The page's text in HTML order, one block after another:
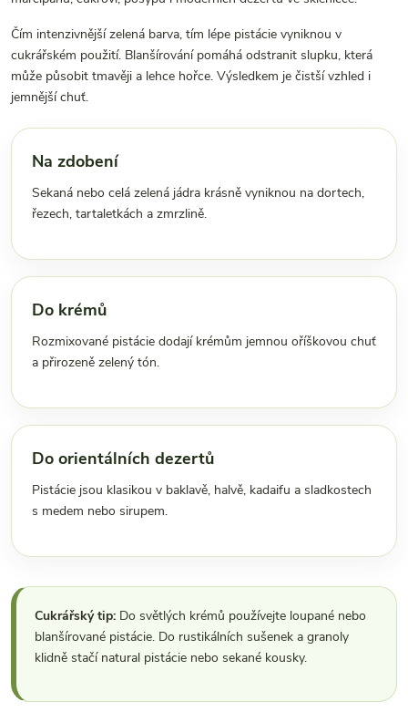
Čím intenzivnější zelená barva, tím lépe pistácie vyniknou v
cukrářském použití. Blanšírování pomáhá odstranit slupku, která
může působit tmavěji a lehce hořce. Výsledkem je čistší vzhled i
jemnější chuť.
Na zdobení
Sekaná nebo celá zelená jádra krásně vyniknou na dortech,
řezech, tartaletkách a zmrzlině.
Do krémů
Rozmixované pistácie dodají krémům jemnou oříškovou chuť
a přirozeně zelený tón.
Do orientálních dezertů
Pistácie jsou klasikou v baklavě, halvě, kadaifu a sladkostech
s medem nebo sirupem.
Cukrářský tip: Do světlých krémů používejte loupané nebo
blanšírované pistácie. Do rustikálních sušenek a granoly
klidně stačí natural pistácie nebo sekané kousky.